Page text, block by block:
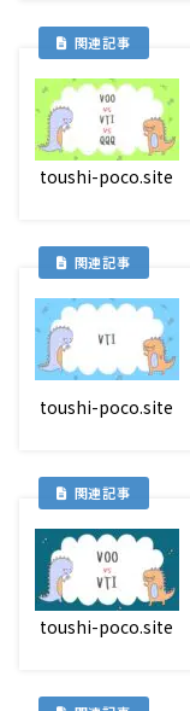
toushi-poco.site
toushi-poco.site
toushi-poco.site